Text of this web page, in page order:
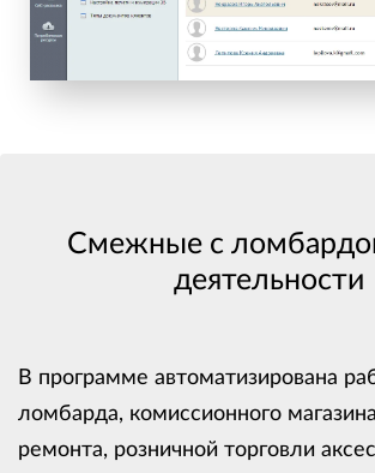
Смежные с
деятельности
В программе автоматизирована
ломбарда, комиссионного
ремонта, розничной торговли